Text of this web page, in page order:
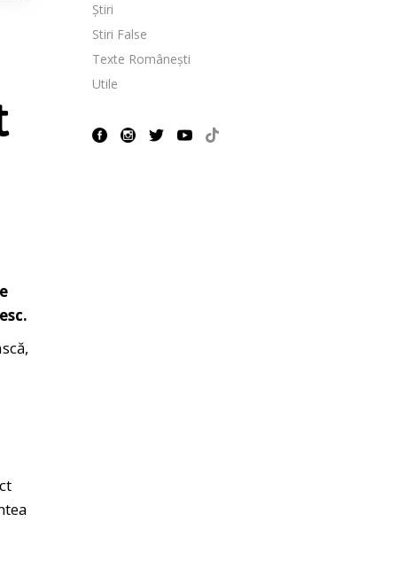
Știri
Stiri False
Texte Românești
Utile